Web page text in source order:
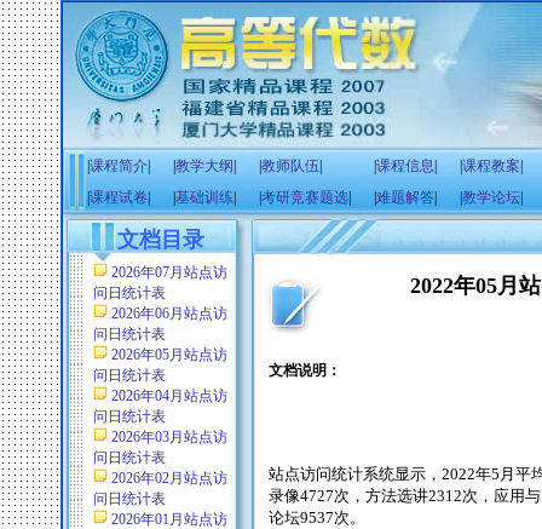
课程简介 教学大纲 教师队伍 课程信息 课程教案
课程试卷 基础训练 考研竞赛题选 难题解答 教学论坛
文档目录
2026年07月站点访
问日统计表
2026年06月站点访
问日统计表
2026年05月站点访
问日统计表
2026年04月站点访
问日统计表
2026年03月站点访
问日统计表
2026年02月站点访
问日统计表
2026年01月站点访
2022年05月
文档说明：
站点访问统计系统显示， 2022年5 月平
录像4727次，方法选讲2312次，应用
论坛9537次。